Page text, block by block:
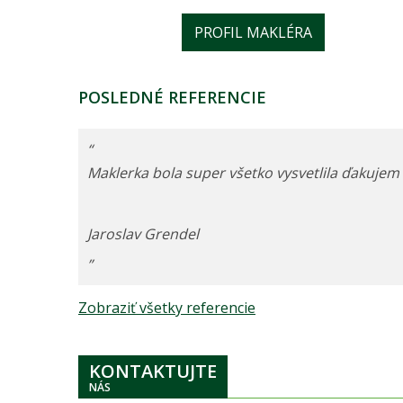
PROFIL MAKLÉRA
POSLEDNÉ REFERENCIE
“
Maklerka bola super všetko vysvetlila ďakujem
Jaroslav Grendel
”
Zobraziť všetky referencie
KONTAKTUJTE
NÁS